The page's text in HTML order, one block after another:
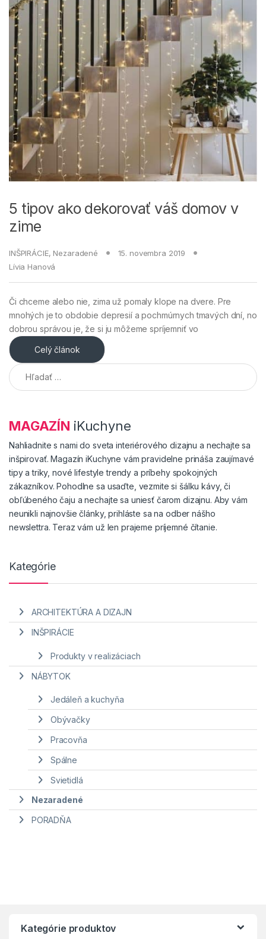
5 tipov ako dekorovať váš domov v
zime
INŠPIRÁCIE, Nezaradené
15. novembra 2019
Lívia Hanová
Či chceme alebo nie, zima už pomaly klope na dvere. Pre
mnohých je to obdobie depresií a pochmúrnych tmavých dní, no
dobrou správou je, že si ju môžeme spríjemniť vo
Celý článok
Hľadať:
MAGAZÍN iKuchyne
Nahliadnite s nami do sveta interiérového dizajnu a nechajte sa
inšpirovať. Magazín iKuchyne vám pravidelne prináša zaujímavé
tipy a triky, nové lifestyle trendy a príbehy spokojných
zákazníkov. Pohodlne sa usaďte, vezmite si šálku kávy, či
obľúbeného čaju a nechajte sa uniesť čarom dizajnu. Aby vám
neunikli najnovšie články, prihláste sa na odber nášho
newslettra. Teraz vám už len prajeme príjemné čítanie.
Kategórie
ARCHITEKTÚRA A DIZAJN
INŠPIRÁCIE
Produkty v realizáciach
NÁBYTOK
Jedáleň a kuchyňa
Obývačky
Pracovňa
Spálne
Svietidlá
Nezaradené
PORADŇA
Kategórie produktov